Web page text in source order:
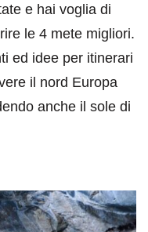
e hai voglia di
le 4 mete migliori.
ed idee per itinerari
il nord Europa
anche il sole di